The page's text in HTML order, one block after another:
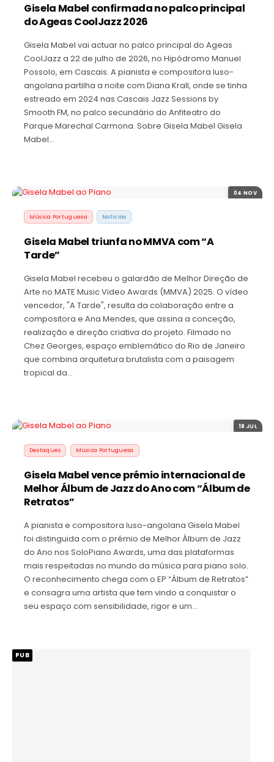
Gisela Mabel confirmada no palco principal
do Ageas CoolJazz 2026
Gisela Mabel vai actuar no palco principal do Ageas
CoolJazz a 22 de julho de 2026, no Hipódromo Manuel
Possolo, em Cascais. A pianista e compositora luso-
angolana partilha a noite com Diana Krall, onde se tinha
estreado em 2024 nas Cascais Jazz Sessions by
Smooth FM, no palco secundário do Anfiteatro do
Parque Marechal Carmona. Sobre Gisela Mabel Gisela
Mabel…
04 NOV
Música Portuguesa Noticias
Gisela Mabel triunfa no MMVA com “A
Tarde”
Gisela Mabel recebeu o galardão de Melhor Direção de
Arte no MATE Music Video Awards (MMVA) 2025. O vídeo
vencedor, "A Tarde", resulta da colaboração entre a
compositora e Ana Mendes, que assina a conceção,
realização e direção criativa do projeto. Filmado no
Chez Georges, espaço emblemático do Rio de Janeiro
que combina arquitetura brutalista com a paisagem
tropical da…
18 JUL
Destaques Música Portuguesa
Gisela Mabel vence prémio internacional de
Melhor Álbum de Jazz do Ano com “Álbum de
Retratos”
A pianista e compositora luso-angolana Gisela Mabel
foi distinguida com o prémio de Melhor Álbum de Jazz
do Ano nos SoloPiano Awards, uma das plataformas
mais respeitadas no mundo da música para piano solo.
O reconhecimento chega com o EP “Álbum de Retratos”
e consagra uma artista que tem vindo a conquistar o
seu espaço com sensibilidade, rigor e um…
PUB